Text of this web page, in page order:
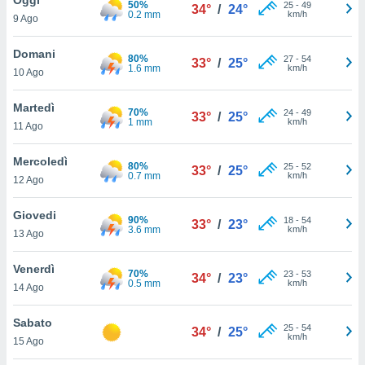
è
al sito
di
ci
di
il
un
la
nella
9 Ago
50%
0.2 mm
34° / 24° 25- 49
km/h
Domani
10 Ago
80%
1.6 mm
33° / 25° 27- 54
km/h
Martedì
11 Ago
70%
1 mm
33° / 25° 24- 49
km/h
Mercoledì
12 Ago
80%
0.7 mm
33° / 25° 25- 52
km/h
Giovedi
13 Ago
90%
3.6 mm
33° / 23° 18- 54
km/h
Venerdì
14 Ago
70%
0.5 mm
34° / 23° 23- 53
km/h
Sabato
15 Ago
34° / 25° 25- 54
km/h